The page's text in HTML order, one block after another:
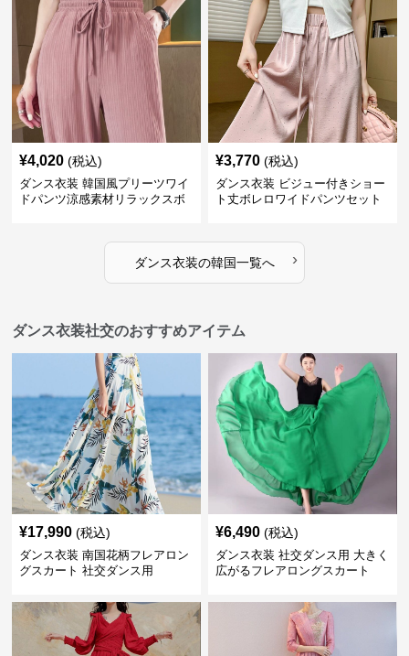
¥4,020 (税込)
ダンス衣装 韓国風プリーツワイ
ドパンツ涼感素材リラックスボ
¥3,770 (税込)
ダンス衣装 ビジュー付きショー
ト丈ボレロワイドパンツセット
ダンス衣装の韓国一覧へ ›
ダンス衣装社交のおすすめアイテム
¥17,990 (税込)
ダンス衣装 南国花柄フレアロン
グスカート 社交ダンス用
¥6,490 (税込)
ダンス衣装 社交ダンス用 大きく
広がるフレアロングスカート